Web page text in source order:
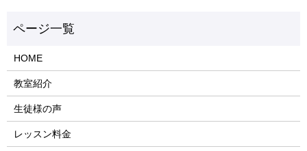
HOME
教室紹介
生徒様の声
レッスン料金